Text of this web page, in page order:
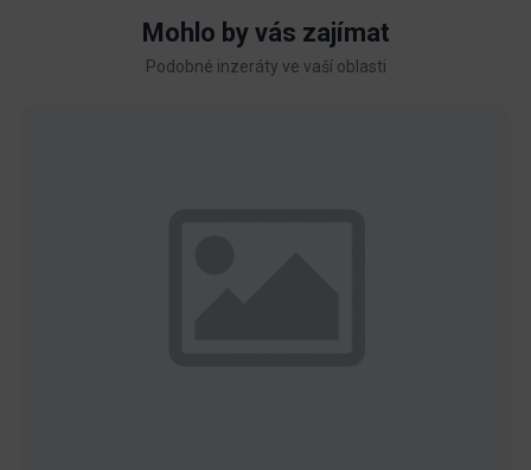
Mohlo by vás zajímat
Podobné inzeráty ve vaší oblasti